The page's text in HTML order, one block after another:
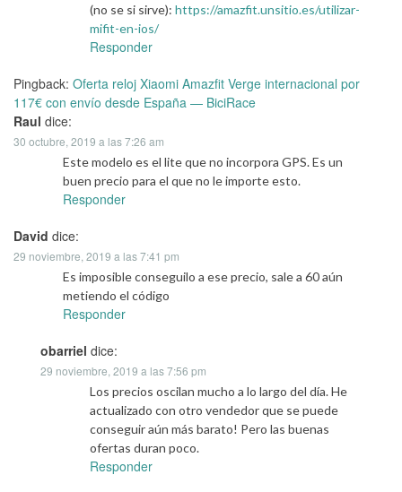
(no se si sirve): https://amazfit.unsitio.es/utilizar-
mifit-en-ios/
Responder
Pingback: Oferta reloj Xiaomi Amazfit Verge internacional por
117€ con envío desde España — BiciRace
Raul dice:
30 octubre, 2019 a las 7:26 am
Este modelo es el lite que no incorpora GPS. Es un
buen precio para el que no le importe esto.
Responder
David dice:
29 noviembre, 2019 a las 7:41 pm
Es imposible conseguilo a ese precio, sale a 60 aún
metiendo el código
Responder
obarriel dice:
29 noviembre, 2019 a las 7:56 pm
Los precios oscilan mucho a lo largo del día. He
actualizado con otro vendedor que se puede
conseguir aún más barato! Pero las buenas
ofertas duran poco.
Responder